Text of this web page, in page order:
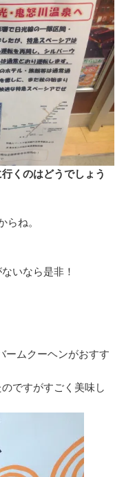
くのはどうでしょう
らね。
いなら是非！
ームクーヘンがおすす
ですがすごく美味し